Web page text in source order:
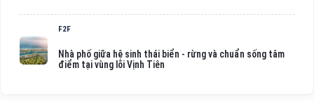
F2F
Nhà phố giữa hệ sinh thái biển - rừng và chuẩn sống tâm
điểm tại vùng lõi Vịnh Tiên